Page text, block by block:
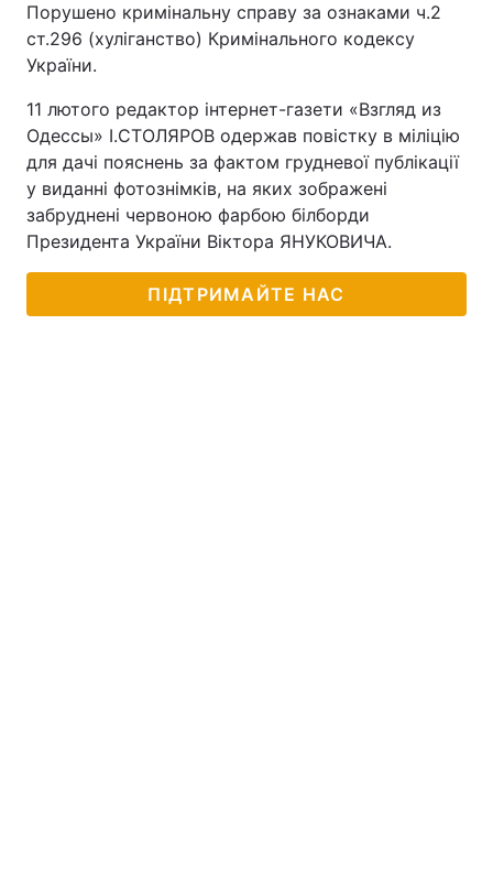
Порушено кримінальну справу за ознаками ч.2
ст.296 (хуліганство) Кримінального кодексу
України.
11 лютого редактор інтернет-газети «Взгляд из
Одессы» І.СТОЛЯРОВ одержав повістку в міліцію
для дачі пояснень за фактом грудневої публікації
у виданні фотознімків, на яких зображені
забруднені червоною фарбою білборди
Президента України Віктора ЯНУКОВИЧА.
ПІДТРИМАЙТЕ НАС